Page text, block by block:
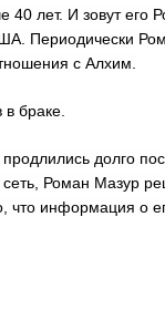
40 лет. И зовут его
Периодически
с Алхим.
браке.
долго
Роман Мазур
что информация о